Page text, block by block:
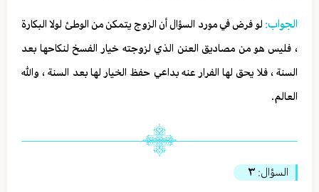
الجواب: لو فرض في مورد السؤال أن الزوج يتمكن من الوطئ لولا البكارة
، فليس هو من مصاديق العنن الذي لزوجته خيار الفسخ لنكاحها بعد
السنة ، فلا يحق لها الفرار عنه بداعي حفظ الخيار لها بعد السنة ، والله
العالم.
السؤال: ٣